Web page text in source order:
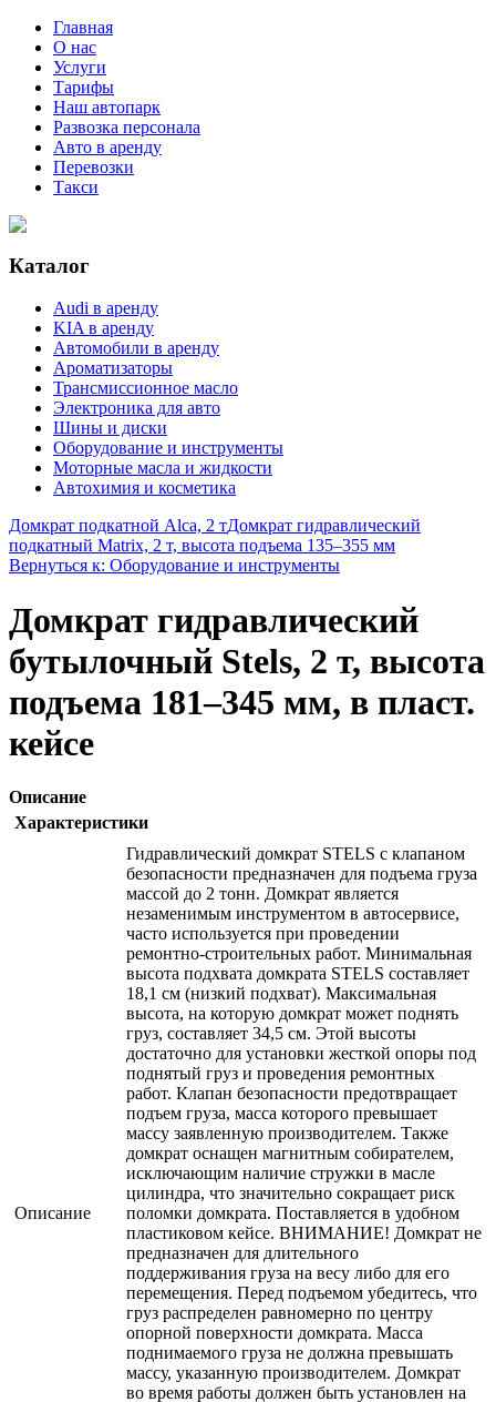
Главная
О нас
Услуги
Тарифы
Наш автопарк
Развозка персонала
Авто в аренду
Перевозки
Такси
Каталог
Audi в аренду
KIA в аренду
Автомобили в аренду
Ароматизаторы
Трансмиссионное масло
Электроника для авто
Шины и диски
Оборудование и инструменты
Моторные масла и жидкости
Автохимия и косметика
Домкрат подкатной Alca, 2 тДомкрат гидравлический
подкатный Matrix, 2 т, высота подъема 135–355 мм
Вернуться к: Оборудование и инструменты
Домкрат гидравлический
бутылочный Stels, 2 т, высота
подъема 181–345 мм, в пласт.
кейсе
Описание
Характеристики
Описание
Гидравлический домкрат STELS с клапаном
безопасности предназначен для подъема груза
массой до 2 тонн. Домкрат является
незаменимым инструментом в автосервисе,
часто используется при проведении
ремонтно-строительных работ. Минимальная
высота подхвата домкрата STELS составляет
18,1 см (низкий подхват). Максимальная
высота, на которую домкрат может поднять
груз, составляет 34,5 см. Этой высоты
достаточно для установки жесткой опоры под
поднятый груз и проведения ремонтных
работ. Клапан безопасности предотвращает
подъем груза, масса которого превышает
массу заявленную производителем. Также
домкрат оснащен магнитным собирателем,
исключающим наличие стружки в масле
цилиндра, что значительно сокращает риск
поломки домкрата. Поставляется в удобном
пластиковом кейсе. ВНИМАНИЕ! Домкрат не
предназначен для длительного
поддерживания груза на весу либо для его
перемещения. Перед подъемом убедитесь, что
груз распределен равномерно по центру
опорной поверхности домкрата. Масса
поднимаемого груза не должна превышать
массу, указанную производителем. Домкрат
во время работы должен быть установлен на